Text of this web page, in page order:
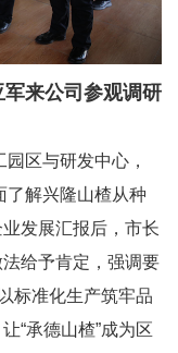
来公司参观调研
区与研发中心，
了解兴隆山楂从种
发展汇报后，市长
给予肯定，强调要
标准化生产筑牢品
“承德山楂”成为区